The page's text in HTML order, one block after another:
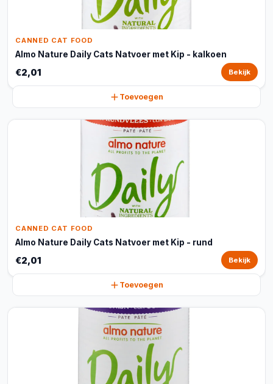
CANNED CAT FOOD
Almo Nature Daily Cats Natvoer met Kip - kalkoen
€2,01 Bekijk
Toevoegen
CANNED CAT FOOD
Almo Nature Daily Cats Natvoer met Kip - rund
€2,01 Bekijk
Toevoegen